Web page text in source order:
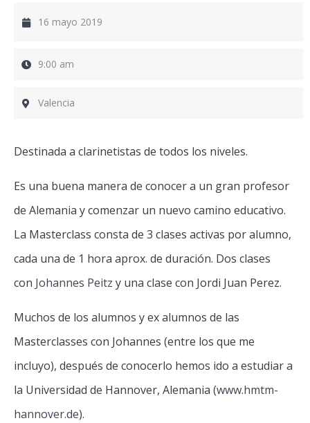
16 mayo 2019
9:00 am
Valencia
Destinada a clarinetistas de todos los niveles.
Es una buena manera de conocer a un gran profesor
de Alemania y comenzar un nuevo camino educativo.
La Masterclass consta de 3 clases activas por alumno,
cada una de 1 hora aprox. de duración. Dos clases
con Johannes Peitz y una clase con Jordi Juan Perez.
Muchos de los alumnos y ex alumnos de las
Masterclasses con Johannes (entre los que me
incluyo), después de conocerlo hemos ido a estudiar a
la Universidad de Hannover, Alemania (www.hmtm-
hannover.de).